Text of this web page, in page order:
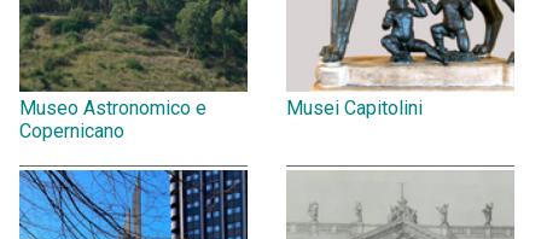
Museo Astronomico e
Copernicano
Musei Capitolini